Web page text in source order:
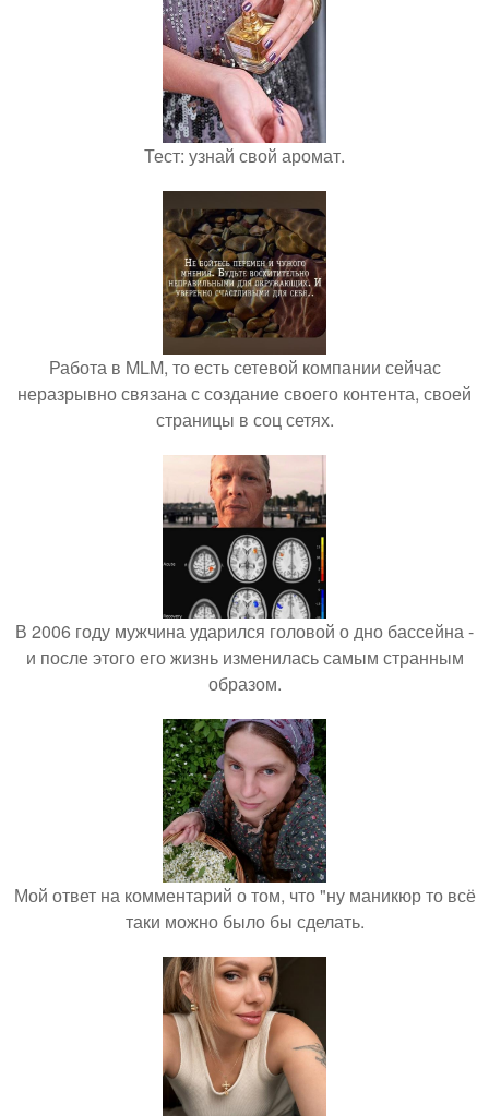
Тест: узнай свой аромат.
Работа в MLM, то есть сетевой компании сейчас
неразрывно связана с создание своего контента, своей
страницы в соц сетях.
В 2006 году мужчина ударился головой о дно бассейна -
и после этого его жизнь изменилась самым странным
образом.
Мой ответ на комментарий о том, что "ну маникюр то всё
таки можно было бы сделать.